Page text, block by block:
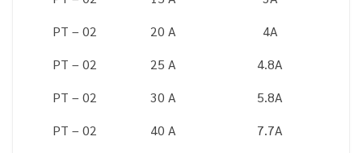
PT – 02
20 A
4A
PT – 02
25 A
4.8A
PT – 02
30 A
5.8A
PT – 02
40 A
7.7A